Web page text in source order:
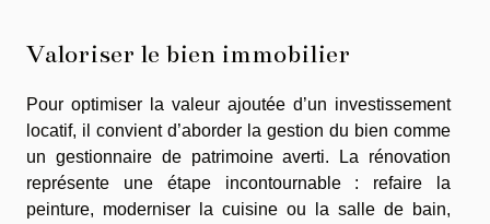
Valoriser le bien immobilier
Pour optimiser la valeur ajoutée d’un investissement
locatif, il convient d’aborder la gestion du bien comme
un gestionnaire de patrimoine averti. La rénovation
représente une étape incontournable : refaire la
peinture, moderniser la cuisine ou la salle de bain,